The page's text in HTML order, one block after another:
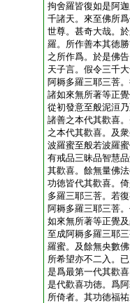
拘舍羅皆復如是阿
千諸天。來至佛所
世尊。甚奇大哉。
羅。所作善本其徳
之所作爲。於是佛
天子言。假令三千
阿耨多羅三耶三菩
諸如來無所著等正
從初發意至般泥洹
諸善之本代其歡喜
之本代其歡喜。及
波羅蜜至般若波羅
有戒品三昧品智慧
其歡喜。餘無量佛
功徳皆代其歡喜。
多羅三耶三菩。若
阿耨多羅三耶三菩
如來無所著等正覺
至成阿耨多羅三耶
羅蜜。及餘無央數
所希望亦不二入。
是爲最第一代其歡
是代歡喜功徳。爲
所倚者。其功徳福